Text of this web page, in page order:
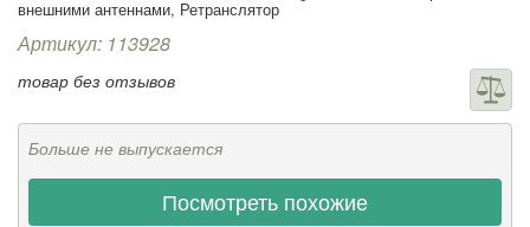
внешними антеннами, Ретранслятор
Артикул: 113928
товар без отзывов
Больше не выпускается
Посмотреть похожие